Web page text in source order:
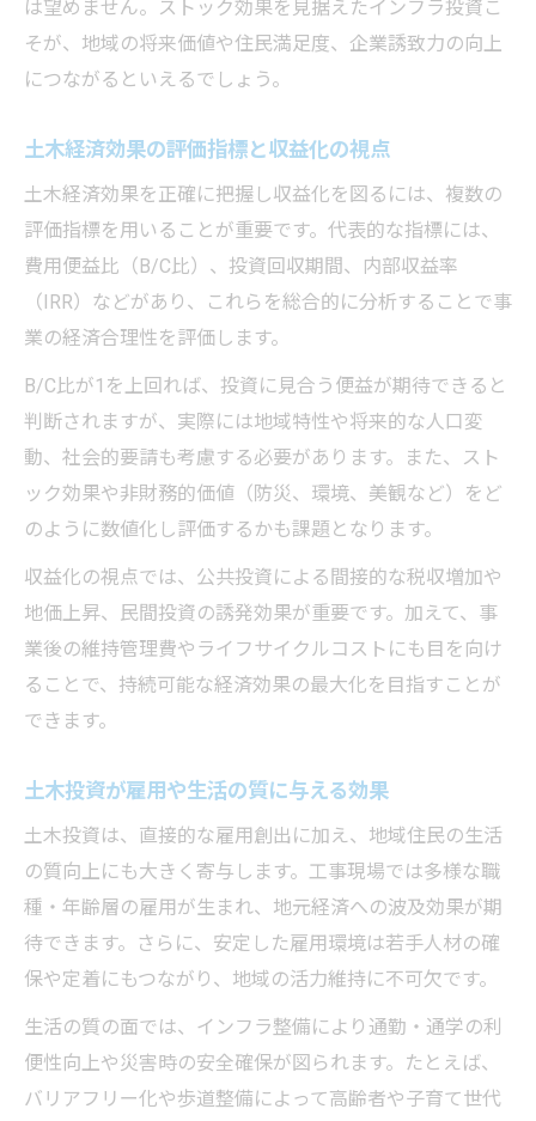
は望めません。ストック効果を見据えたインフラ投資こ
そが、地域の将来価値や住民満足度、企業誘致力の向上
につながるといえるでしょう。
土木経済効果の評価指標と収益化の視点
土木経済効果を正確に把握し収益化を図るには、複数の
評価指標を用いることが重要です。代表的な指標には、
費用便益比（B/C比）、投資回収期間、内部収益率
（IRR）などがあり、これらを総合的に分析することで事
業の経済合理性を評価します。
B/C比が1を上回れば、投資に見合う便益が期待できると
判断されますが、実際には地域特性や将来的な人口変
動、社会的要請も考慮する必要があります。また、スト
ック効果や非財務的価値（防災、環境、美観など）をど
のように数値化し評価するかも課題となります。
収益化の視点では、公共投資による間接的な税収増加や
地価上昇、民間投資の誘発効果が重要です。加えて、事
業後の維持管理費やライフサイクルコストにも目を向け
ることで、持続可能な経済効果の最大化を目指すことが
できます。
土木投資が雇用や生活の質に与える効果
土木投資は、直接的な雇用創出に加え、地域住民の生活
の質向上にも大きく寄与します。工事現場では多様な職
種・年齢層の雇用が生まれ、地元経済への波及効果が期
待できます。さらに、安定した雇用環境は若手人材の確
保や定着にもつながり、地域の活力維持に不可欠です。
生活の質の面では、インフラ整備により通勤・通学の利
便性向上や災害時の安全確保が図られます。たとえば、
バリアフリー化や歩道整備によって高齢者や子育て世代